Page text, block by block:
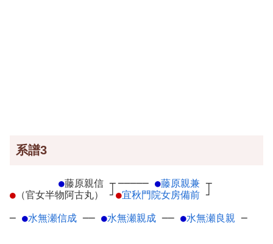
系譜3
●藤原親信 ┬
● （官女半物阿古丸） ┘
───── ●藤原親兼 ┬
●宜秋門院女房備前 ┘
─ ●水無瀬信成 ── ●水無瀬親成 ── ●水無瀬良親 ─